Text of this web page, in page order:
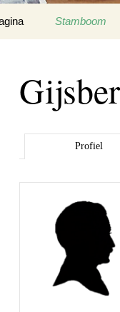
Stamboom
Profiel